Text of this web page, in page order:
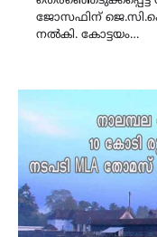
ജോസഫിന്
നൽകി. കോട്ടയം…